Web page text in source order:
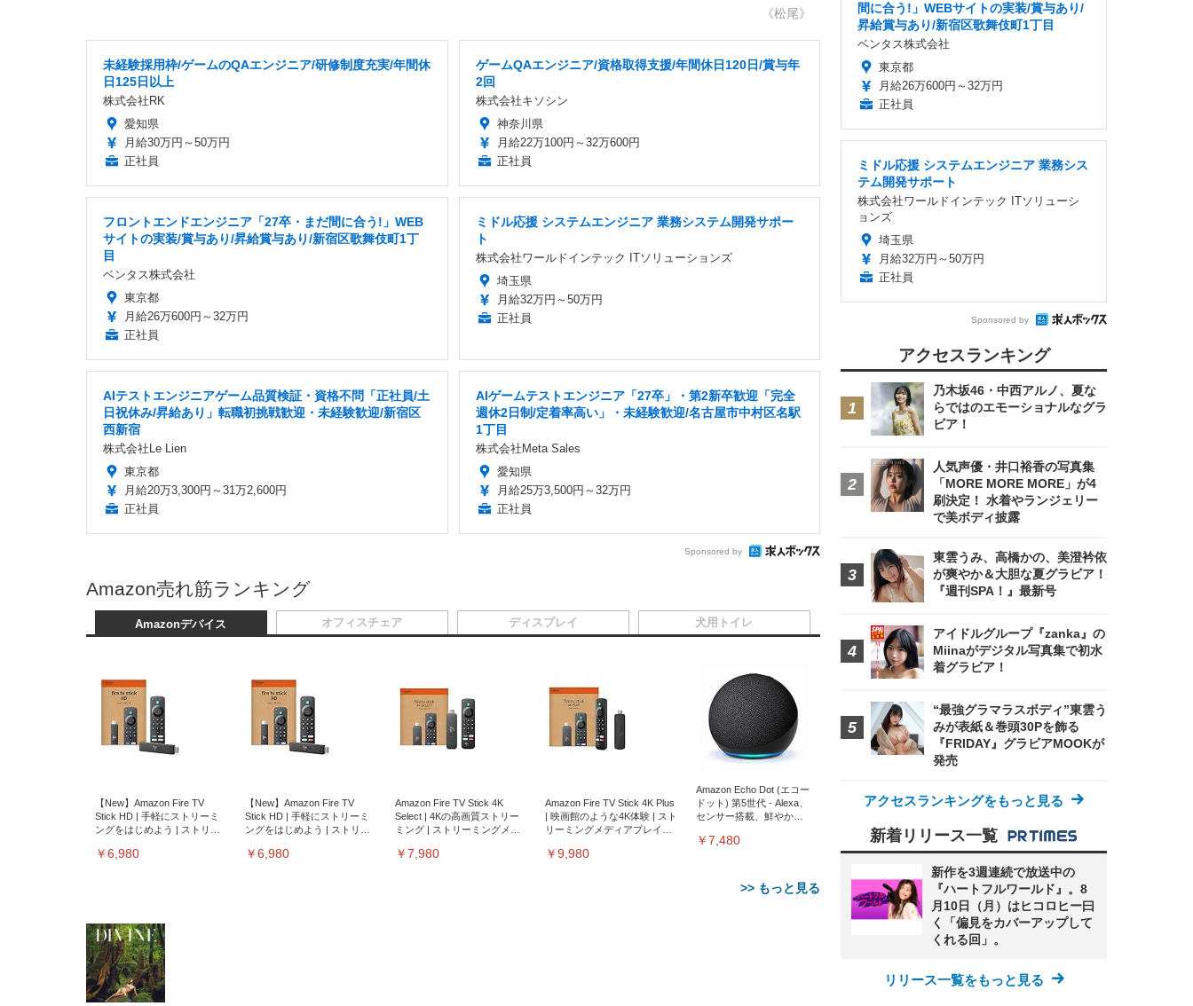
《松尾》
未経験採用枠/ゲームのQAエンジニア/研修制度充実/年間休
日125日以上
株式会社RK
愛知県
月給30万円～50万円
正社員
ゲームQAエンジニア/資格取得支援/年間休日120日/賞与年
2回
株式会社キソシン
神奈川県
月給22万100円～32万600円
正社員
フロントエンドエンジニア「27卒・まだ間に合う!」WEB
サイトの実装/賞与あり/昇給賞与あり/新宿区歌舞伎町1丁
目
ベンタス株式会社
東京都
月給26万600円～32万円
正社員
ミドル応援 システムエンジニア 業務システム開発サポー
ト
株式会社ワールドインテック ITソリューションズ
埼玉県
月給32万円～50万円
正社員
AIテストエンジニアゲーム品質検証・資格不問「正社員/土
日祝休み/昇給あり」転職初挑戦歓迎・未経験歓迎/新宿区
西新宿
株式会社Le Lien
東京都
月給20万3,300円～31万2,600円
正社員
AIゲームテストエンジニア「27卒」・第2新卒歓迎「完全
週休2日制/定着率高い」・未経験歓迎/名古屋市中村区名駅
1丁目
株式会社Meta Sales
愛知県
月給25万3,500円～32万円
正社員
Sponsored by
Amazon売れ筋ランキング
Amazonデバイス
【New】Amazon Fire TV
Stick HD | 手軽にストリーミ
ングをはじめよう | ストリー
￥6,980
【New】Amazon Fire TV
Stick HD | 手軽にストリーミ
ングをはじめよう | ストリー
￥6,980
Amazon Fire TV Stick 4K
Select | 4Kの高画質ストリー
ミング | ストリーミングメデ
￥7,980
Amazon Fire TV Stick 4K Plus
| 映画館のような4K体験 | スト
リーミングメディアプレイヤ
￥9,980
Amazon Echo Dot (エコー
ドット) 第5世代 - Alexa、
センサー搭載、鮮やかな
￥7,480
>> もっと見る
オフィスチェア ディスプレイ 犬用トイレ
間に合う!」WEBサイトの実装/賞与あり/
昇給賞与あり/新宿区歌舞伎町1丁目
ベンタス株式会社
東京都
月給26万600円～32万円
正社員
ミドル応援 システムエンジニア 業務シス
テム開発サポート
株式会社ワールドインテック ITソリューシ
ョンズ
埼玉県
月給32万円～50万円
正社員
Sponsored by
アクセスランキング
乃木坂46・中西アルノ、夏な
らではのエモーショナルなグラ
ビア！
人気声優・井口裕香の写真集
「MORE MORE MORE」が4
刷決定！ 水着やランジェリー
で美ボディ披露
東雲うみ、高橋かの、美澄衿依
が爽やか＆大胆な夏グラビア！
『週刊SPA！』最新号
アイドルグループ『zanka』の
Miinaがデジタル写真集で初水
着グラビア！
“最強グラマラスボディ”東雲う
みが表紙＆巻頭30Pを飾る
『FRIDAY』グラビアMOOKが
発売
アクセスランキングをもっと見る
新着リリース一覧
新作を3週連続で放送中の
『ハートフルワールド』。8
月10日（月）はヒコロヒー曰
く「偏見をカバーアップして
くれる回」。
リリース一覧をもっと見る